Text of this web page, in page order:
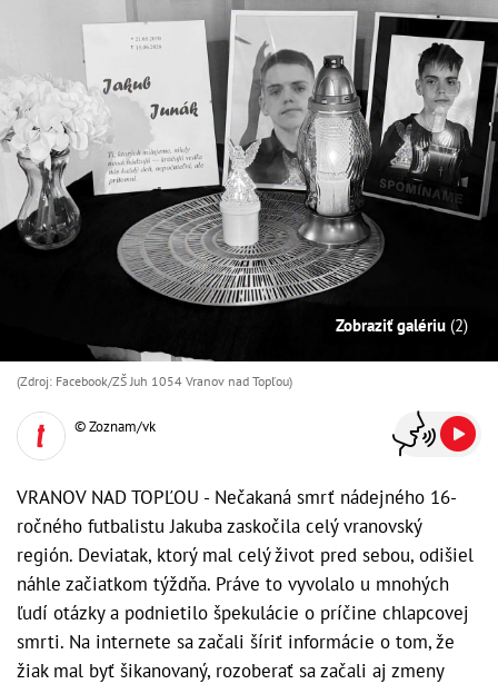
Zobraziť galériu (2)
(Zdroj: Facebook/ZŠ Juh 1054 Vranov nad Topľou)
© Zoznam/vk
VRANOV NAD TOPĽOU - Nečakaná smrť nádejného 16-
ročného futbalistu Jakuba zaskočila celý vranovský
región. Deviatak, ktorý mal celý život pred sebou, odišiel
náhle začiatkom týždňa. Práve to vyvolalo u mnohých
ľudí otázky a podnietilo špekulácie o príčine chlapcovej
smrti. Na internete sa začali šíriť informácie o tom, že
žiak mal byť šikanovaný, rozoberať sa začali aj zmeny